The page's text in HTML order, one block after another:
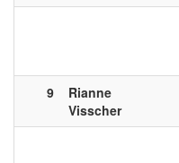
9
Rianne
Visscher